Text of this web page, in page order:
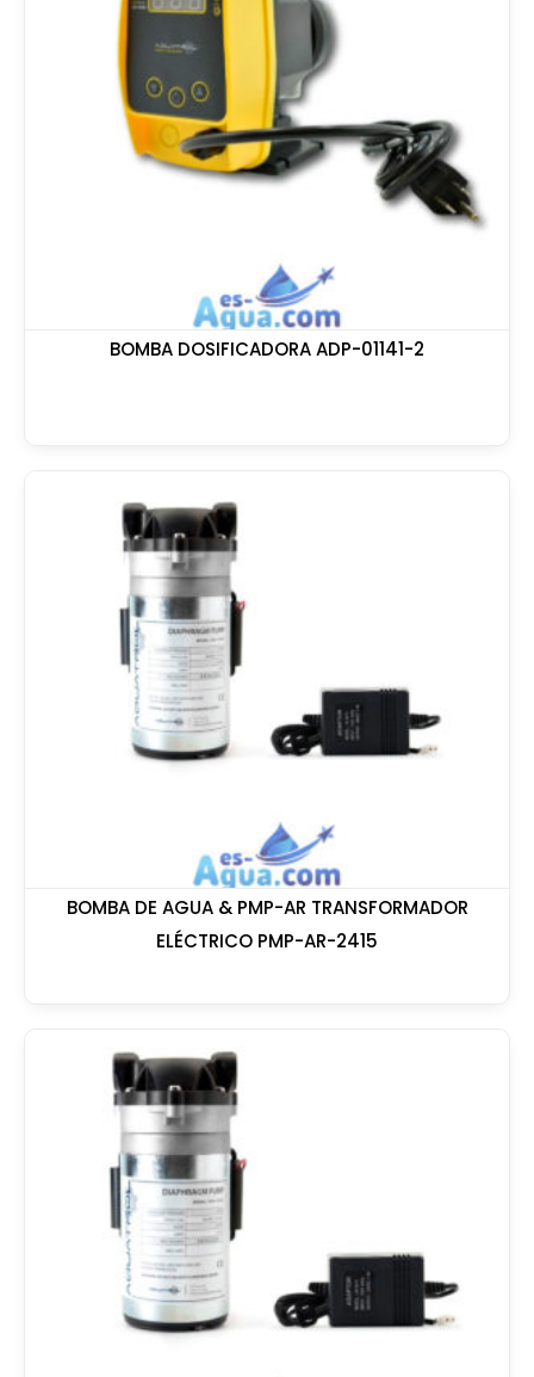
BOMBA DOSIFICADORA ADP-01141-2
BOMBA DE AGUA & PMP-AR TRANSFORMADOR
ELÉCTRICO PMP-AR-2415